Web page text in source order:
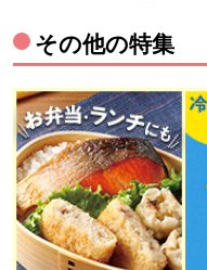
その他の特集